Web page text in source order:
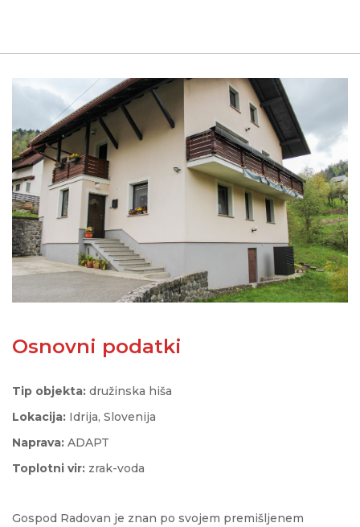
Osnovni podatki
Tip objekta: družinska hiša
Lokacija: Idrija, Slovenija
Naprava: ADAPT
Toplotni vir: zrak-voda
Gospod Radovan je znan po svojem premišljenem